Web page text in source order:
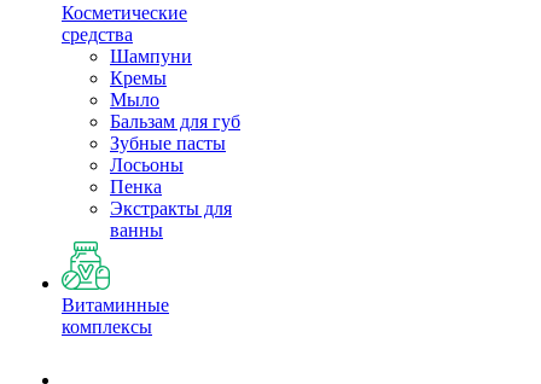
Косметические
средства
Шампуни
Кремы
Мыло
Бальзам для губ
Зубные пасты
Лосьоны
Пенка
Экстракты для
ванны
Витаминные
комплексы